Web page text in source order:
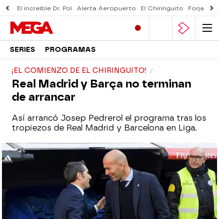
El increíble Dr. Pol Alerta Aeropuerto El Chiringuito Forjado
SERIES PROGRAMAS
¡EL COMIENZO DE EL CHIRINGUITO!
Real Madrid y Barça no terminan
de arrancar
Así arrancó Josep Pedrerol el programa tras los
tropiezos de Real Madrid y Barcelona en Liga.
El Chiringuito